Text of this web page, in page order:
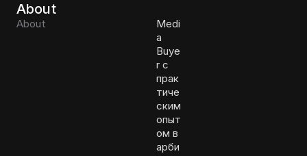
About
About
Medi
a
Buye
r с
прак
тиче
ским
опыт
ом в
арби